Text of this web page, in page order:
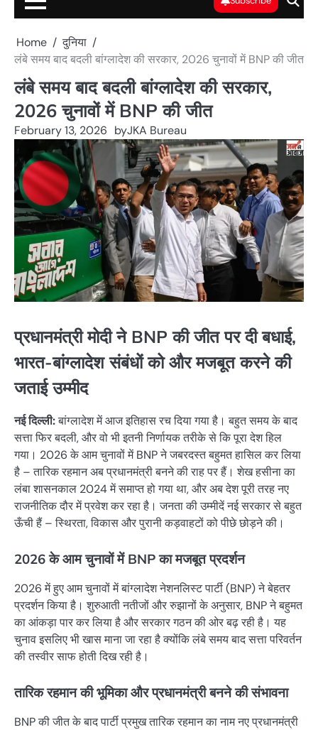
Home
दुनिया
लंबे समय बाद बदली बांग्लादेश की सरकार, 2026 चुनावों में BNP की जीत
लंबे समय बाद बदली बांग्लादेश की सरकार,
2026 चुनावों में BNP की जीत
February 13, 2026 byJKA Bureau
प्रधानमंत्री मोदी ने BNP की जीत पर दी बधाई,
भारत-बांग्लादेश संबंधों को और मजबूत करने की
जताई उम्मीद
नई दिल्ली:बांग्लादेश में आज इतिहास रच दिया गया है। बहुत समय के बाद
सत्ता फिर बदली, और वो भी इतनी निर्णायक तरीके से कि पूरा देश हिल
गया। 2026 के आम चुनावों में BNP ने जबरदस्त बहुमत हासिल कर लिया
है – तारिक रहमान अब प्रधानमंत्री बनने की राह पर हैं। शेख हसीना का
लंबा शासनकाल 2024 में समाप्त हो गया था, और अब देश पूरी तरह नए
राजनीतिक दौर में प्रवेश कर रहा है। जनता की उम्मीदें नई सरकार से बहुत
ऊँची हैं – स्थिरता, विकास और पुरानी कड़वाहटों को पीछे छोड़ने की।
2026 के आम चुनावों में BNP का मजबूत प्रदर्शन
2026 में हुए आम चुनावों में बांग्लादेश नेशनलिस्ट पार्टी (BNP) ने बेहतर
प्रदर्शन किया है। शुरुआती नतीजों और रुझानों के अनुसार, BNP ने बहुमत
का आंकड़ा पार कर लिया है और सरकार गठन की ओर बढ़ रही है। यह
चुनाव इसलिए भी खास माना जा रहा है क्योंकि लंबे समय बाद सत्ता परिवर्तन
की तस्वीर साफ होती दिख रही है।
तारिक रहमान की भूमिका और प्रधानमंत्री बनने की संभावना
BNP की जीत के बाद पार्टी प्रमुख तारिक रहमान का नाम नए प्रधानमंत्री